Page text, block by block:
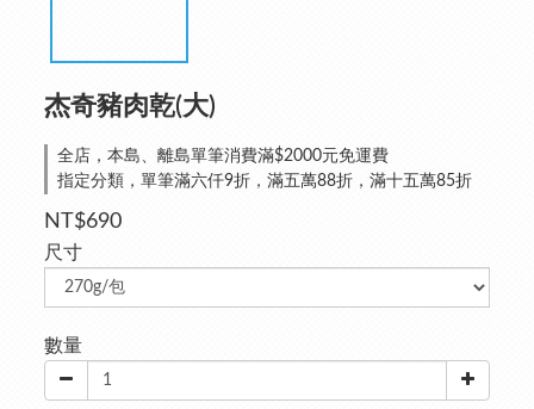
杰奇豬肉乾(大)
全店，本島、離島單筆消費滿$2000元免運費
指定分類，單筆滿六仟9折，滿五萬88折，滿十五萬85折
NT$690
尺寸
數量